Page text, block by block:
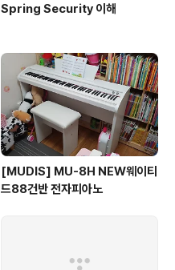
Spring Security 이해
[MUDIS] MU-8H NEW웨이티
드88건반 전자피아노